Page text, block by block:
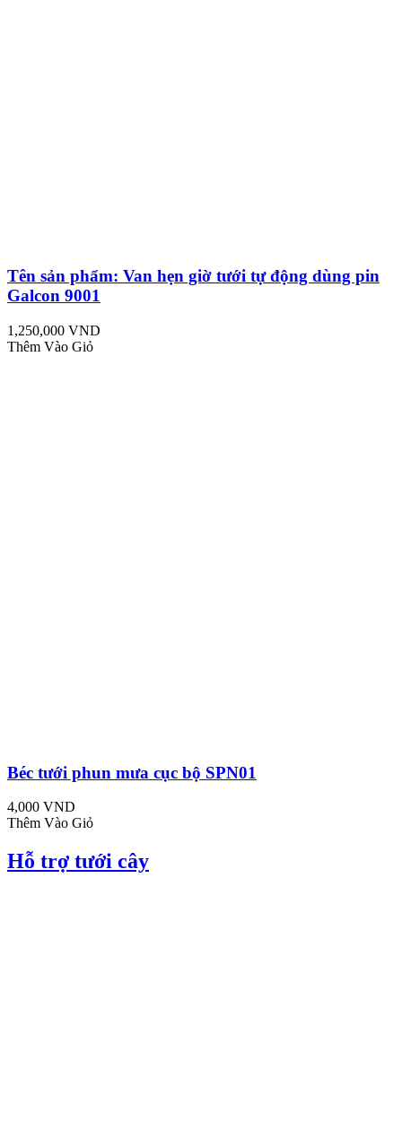
Tên sản phẩm: Van hẹn giờ tưới tự động dùng pin
Galcon 9001
1,250,000 VND
Thêm Vào Giỏ
Béc tưới phun mưa cục bộ SPN01
4,000 VND
Thêm Vào Giỏ
Hỗ trợ tưới cây